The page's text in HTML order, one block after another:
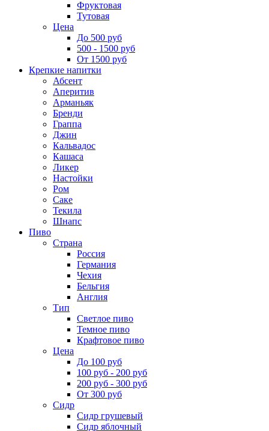
Фруктовая
Тутовая
Цена
До 500 руб
500 - 1500 руб
От 1500 руб
Крепкие напитки
Абсент
Аперитив
Арманьяк
Бренди
Граппа
Джин
Кальвадос
Кашаса
Ликер
Настойки
Ром
Саке
Текила
Шнапс
Пиво
Страна
Россия
Германия
Чехия
Бельгия
Англия
Тип
Светлое пиво
Темное пиво
Крафтовое пиво
Цена
До 100 руб
100 руб - 200 руб
200 руб - 300 руб
От 300 руб
Сидр
Сидр грушевый
Сидр яблочный